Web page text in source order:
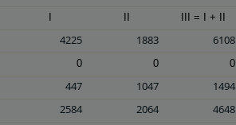
I
II
III = I + II
4225 1883 6108
0 0
0
447 1047 1494
2584 2064 4648